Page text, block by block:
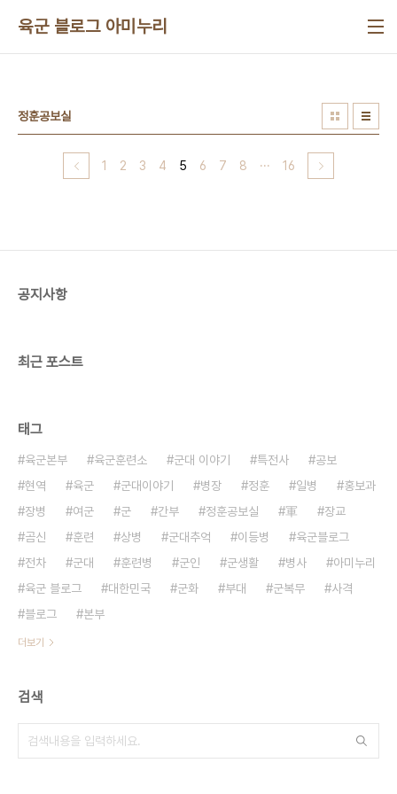
육군 블로그 아미누리
정훈공보실
1 2 3 4 5 6 7 8 ··· 16
공지사항
최근 포스트
태그
육군본부 육군훈련소 군대 이야기 특전사
공보
현역
육군 군대이야기 병장 정훈 일병
홍보과
장병
여군 군 간부 정훈공보실 軍
장교
곰신
훈련 상병 군대추억 이등병
육군블로그
전차
군대 훈련병 군인 군생활 병사
아미누리
육군 블로그
대한민국 군화 부대 군복무
사격
블로그
본부
더보기
검색